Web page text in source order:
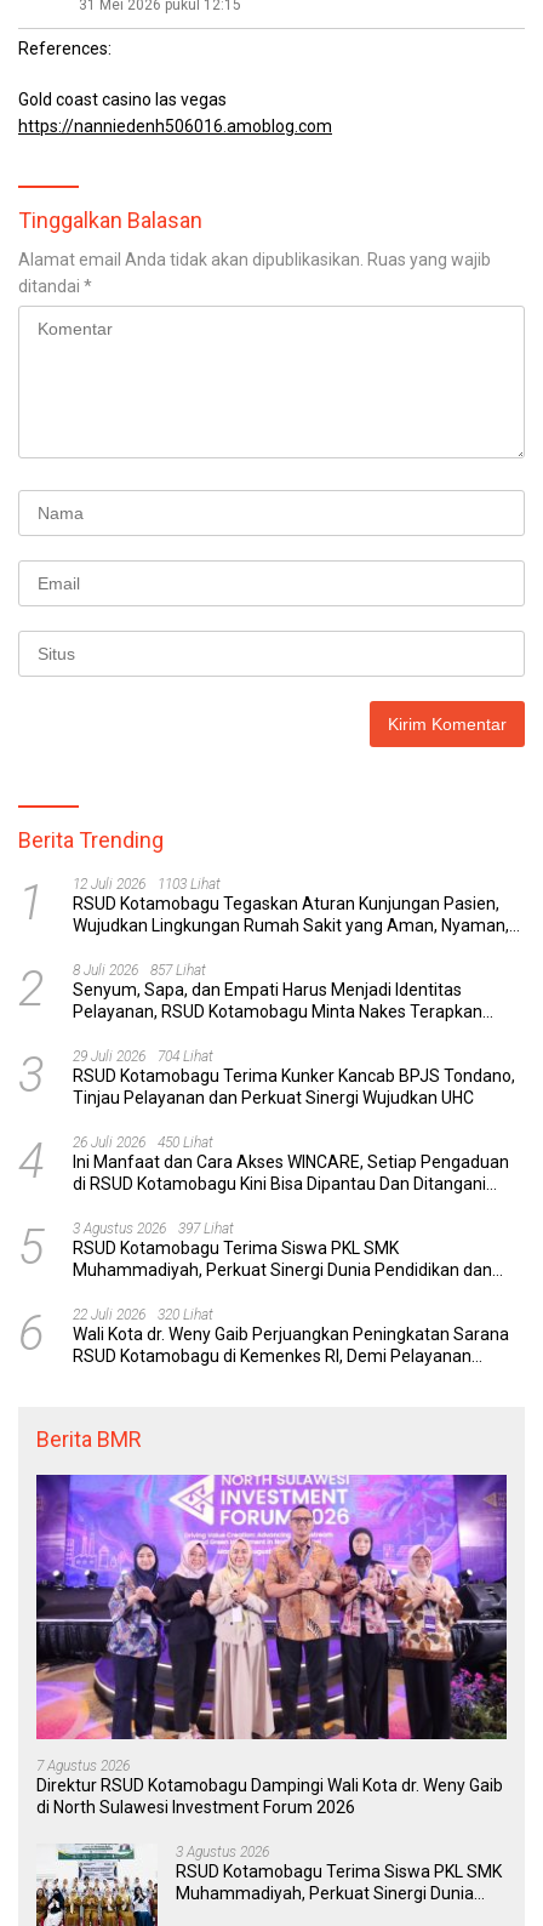
31 Mei 2026 pukul 12:15
References:
Gold coast casino las vegas
https://nanniedenh506016.amoblog.com
Tinggalkan Balasan
Alamat email Anda tidak akan dipublikasikan. Ruas yang wajib
ditandai *
Berita Trending
1 12 Juli 2026 1103 Lihat
RSUD Kotamobagu Tegaskan Aturan Kunjungan Pasien,
Wujudkan Lingkungan Rumah Sakit yang Aman, Nyaman,
2 8 Juli 2026 857 Lihat
Senyum, Sapa, dan Empati Harus Menjadi Identitas
Pelayanan, RSUD Kotamobagu Minta Nakes Terapkan
3 29 Juli 2026 704 Lihat
RSUD Kotamobagu Terima Kunker Kancab BPJS Tondano,
Tinjau Pelayanan dan Perkuat Sinergi Wujudkan UHC
4 26 Juli 2026 450 Lihat
Ini Manfaat dan Cara Akses WINCARE, Setiap Pengaduan
di RSUD Kotamobagu Kini Bisa Dipantau Dan Ditangani
5 3 Agustus 2026 397 Lihat
RSUD Kotamobagu Terima Siswa PKL SMK
Muhammadiyah, Perkuat Sinergi Dunia Pendidikan dan
6 22 Juli 2026 320 Lihat
Wali Kota dr. Weny Gaib Perjuangkan Peningkatan Sarana
RSUD Kotamobagu di Kemenkes RI, Demi Pelayanan
Berita BMR
7 Agustus 2026
Direktur RSUD Kotamobagu Dampingi Wali Kota dr. Weny Gaib
di North Sulawesi Investment Forum 2026
3 Agustus 2026
RSUD Kotamobagu Terima Siswa PKL SMK
Muhammadiyah, Perkuat Sinergi Dunia